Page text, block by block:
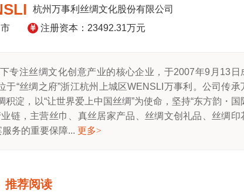
杭州万事利丝绸文化股份有限公司
注册资本：23492.31万元
专注丝绸文化创意产业的核心企业，于2007年9月13日
“丝绸之府”浙江杭州上城区WENSLI万事利。公司传承
淀，以“让世界爱上中国丝绸”为使命，坚持“东方韵・国
链，主营丝巾、真丝居家产品、丝绸文创礼品、丝绸印
务的重要保障... 更多>
推荐阅读